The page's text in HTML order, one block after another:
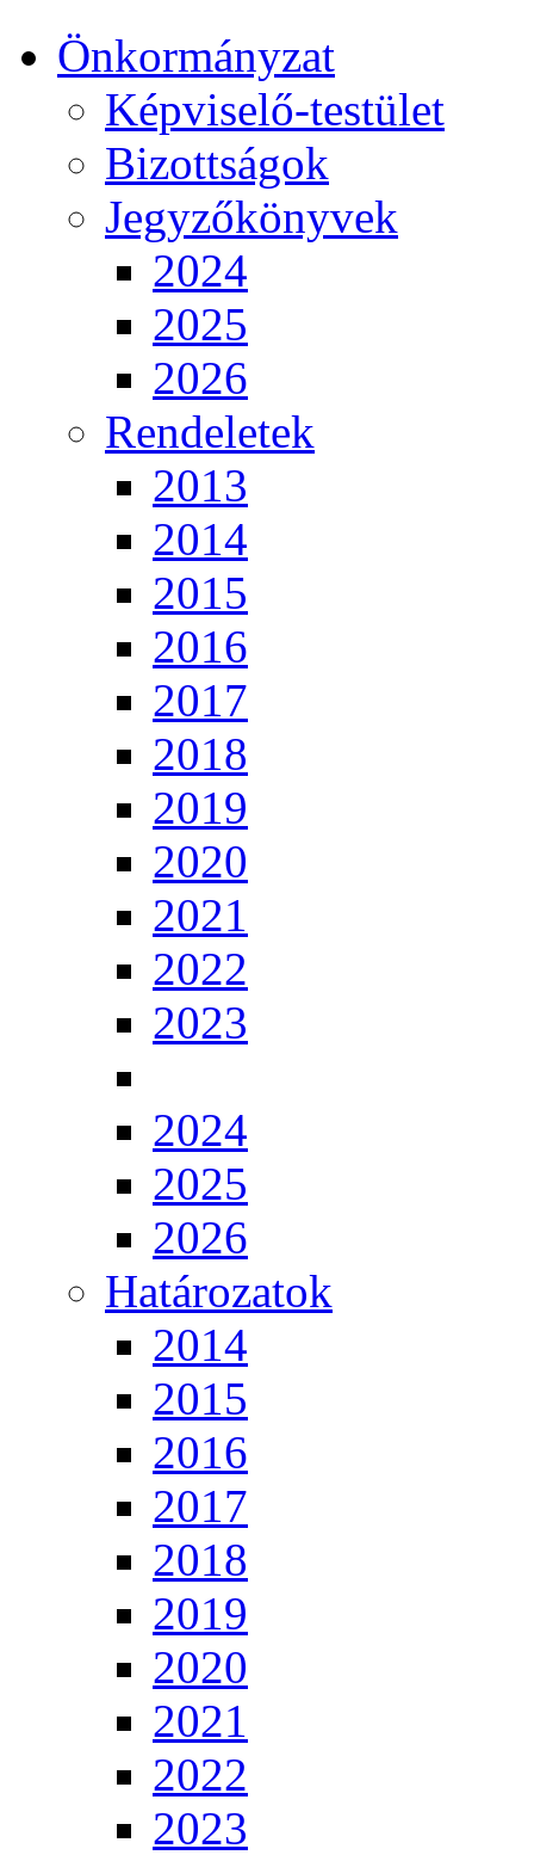
Önkormányzat
Képviselő-testület
Bizottságok
Jegyzőkönyvek
2024
2025
2026
Rendeletek
2013
2014
2015
2016
2017
2018
2019
2020
2021
2022
2023
2024
2025
2026
Határozatok
2014
2015
2016
2017
2018
2019
2020
2021
2022
2023